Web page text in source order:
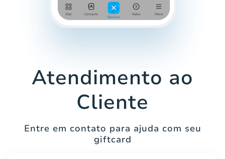
Atendimento ao
Cliente
Entre em contato para ajuda com seu
giftcard